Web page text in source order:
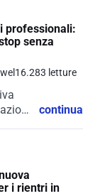
in
professionali:
senza
16.283 letture
continua
i rientri in